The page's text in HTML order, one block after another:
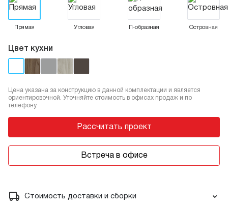
Прямая Угловая П-образная Островная
Цвет кухни
Цена указана за конструкцию в данной комплектации и является
ориентировочной. Уточняйте стоимость в офисах продаж и по
телефону.
Рассчитать проект
Встреча в офисе
Стоимость доставки и сборки